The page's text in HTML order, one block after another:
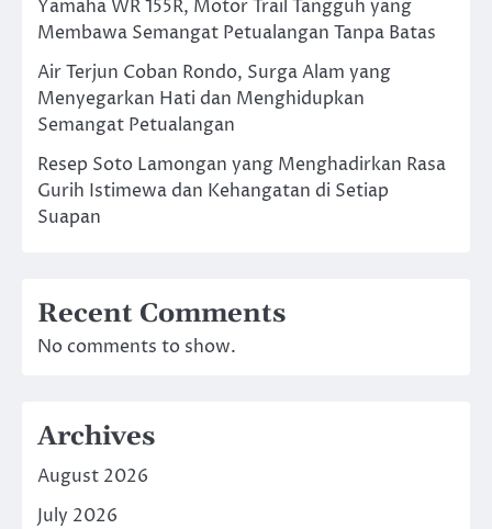
Yamaha WR 155R, Motor Trail Tangguh yang
Membawa Semangat Petualangan Tanpa Batas
Air Terjun Coban Rondo, Surga Alam yang
Menyegarkan Hati dan Menghidupkan
Semangat Petualangan
Resep Soto Lamongan yang Menghadirkan Rasa
Gurih Istimewa dan Kehangatan di Setiap
Suapan
Recent Comments
No comments to show.
Archives
August 2026
July 2026